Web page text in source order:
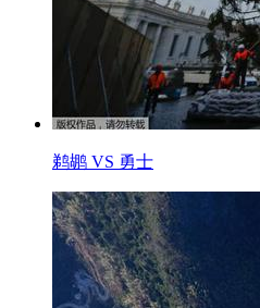
鹈鹕 VS 勇士